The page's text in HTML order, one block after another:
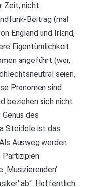
Zeit, nicht
Beitrag (mal
England und Irland,
Eigentümlichkeit
angeführt (wer,
seien,
Pronomen sind
beziehen sich nicht
des
Steidele ist das
Ausweg werden
Partizipien
ab“. Hoffentlich